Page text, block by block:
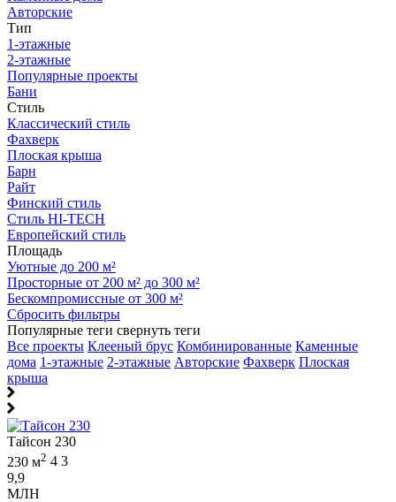
Авторские
Тип
1-этажные
2-этажные
Популярные проекты
Бани
Стиль
Классический стиль
Фахверк
Плоская крыша
Барн
Райт
Финский стиль
Стиль HI-TECH
Европейский стиль
Площадь
Уютные до 200 м²
Просторные от 200 м² до 300 м²
Бескомпромиссные от 300 м²
Сбросить фильтры
Популярные теги свернуть теги
Все проекты Клееный брус Комбинированные Каменные
дома 1-этажные 2-этажные Авторские Фахверк Плоская
крыша
Тайсон 230
230 м2 4 3
9,9
МЛН